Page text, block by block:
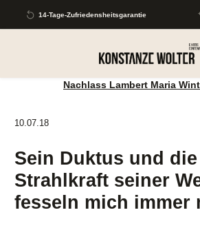
Zum Hauptinhalt springen
14-Tage-Zufriedensheitsgarantie
Nachlass Lambert Maria
10.07.18
Sein Duktus und die
Strahlkraft seiner
fesseln mich immer